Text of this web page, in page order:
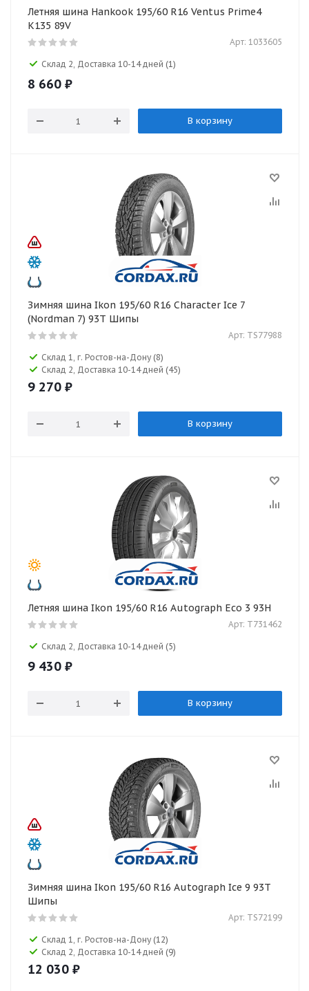
Летняя шина Hankook 195/60 R16 Ventus Prime4
K135 89V
Арт: 1033605
Склад 2, Доставка 10-14 дней (1)
8 660 ₽
В корзину
Зимняя шина Ikon 195/60 R16 Character Ice 7
(Nordman 7) 93T Шипы
Арт: TS77988
Склад 1, г. Ростов-на-Дону (8)
Склад 2, Доставка 10-14 дней (45)
9 270 ₽
В корзину
Летняя шина Ikon 195/60 R16 Autograph Eco 3 93H
Арт: T731462
Склад 2, Доставка 10-14 дней (5)
9 430 ₽
В корзину
Зимняя шина Ikon 195/60 R16 Autograph Ice 9 93T
Шипы
Арт: TS72199
Склад 1, г. Ростов-на-Дону (12)
Склад 2, Доставка 10-14 дней (9)
12 030 ₽